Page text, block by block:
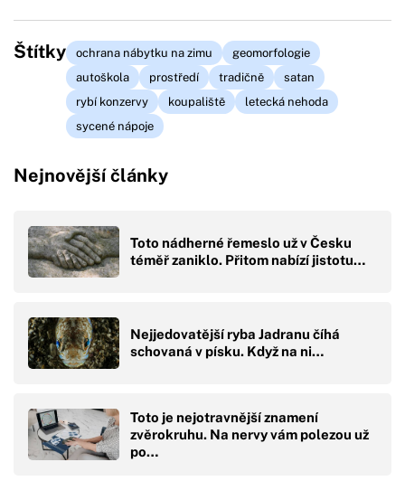
Štítky ochrana nábytku na zimu
geomorfologie
autoškola
prostředí tradičně
satan
rybí konzervy
koupaliště
letecká nehoda
sycené nápoje
Nejnovější články
Toto nádherné řemeslo už v Česku
téměř zaniklo. Přitom nabízí jistotu…
Nejjedovatější ryba Jadranu číhá
schovaná v písku. Když na ni…
Toto je nejotravnější znamení
zvěrokruhu. Na nervy vám polezou už
po…